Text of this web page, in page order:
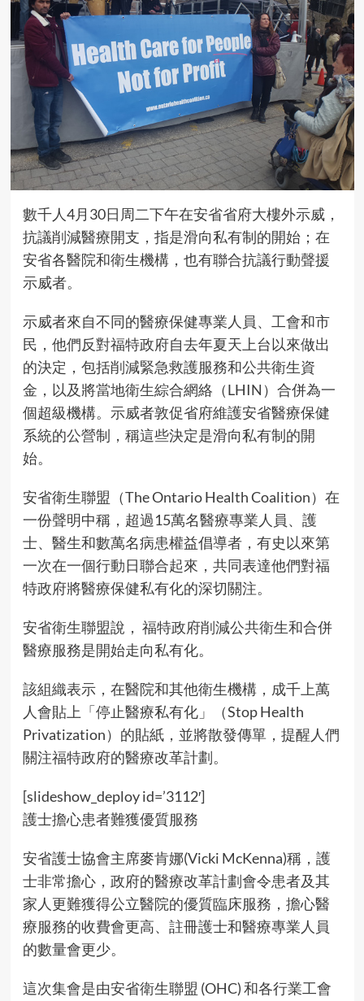
數千人4月30日周二下午在安省省府大樓外示威，
抗議削減醫療開支，指是滑向私有制的開始；在
安省各醫院和衛生機構，也有聯合抗議行動聲援
示威者。
示威者來自不同的醫療保健專業人員、工會和市
民，他們反對福特政府自去年夏天上台以來做出
的決定，包括削減緊急救護服務和公共衛生資
金，以及將當地衛生綜合網絡（LHIN）合併為一
個超級機構。示威者敦促省府維護安省醫療保健
系統的公營制，稱這些決定是滑向私有制的開
始。
安省衛生聯盟（The Ontario Health Coalition）在
一份聲明中稱，超過15萬名醫療專業人員、護
士、醫生和數萬名病患權益倡導者，有史以來第
一次在一個行動日聯合起來，共同表達他們對福
特政府將醫療保健私有化的深切關注。
安省衛生聯盟說， 福特政府削減公共衛生和合併
醫療服務是開始走向私有化。
該組織表示，在醫院和其他衛生機構，成千上萬
人會貼上「停止醫療私有化」（Stop Health
Privatization）的貼紙，並將散發傳單，提醒人們
關注福特政府的醫療改革計劃。
[slideshow_deploy id=’3112′]
護士擔心患者難獲優質服務
安省護士協會主席麥肯娜(Vicki McKenna)稱，護
士非常擔心，政府的醫療改革計劃會令患者及其
家人更難獲得公立醫院的優質臨床服務，擔心醫
療服務的收費會更高、註冊護士和醫療專業人員
的數量會更少。
這次集會是由安省衛生聯盟 (OHC) 和各行業工會